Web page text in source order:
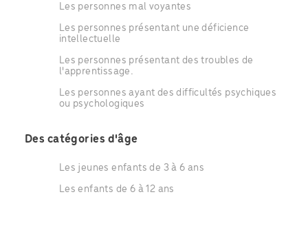
Les personnes mal voyantes
Les personnes présentant une déficience
intellectuelle
Les personnes présentant des troubles de
l'apprentissage.
Les personnes ayant des difficultés psychiques
ou psychologiques
Des catégories d'âge
Les jeunes enfants de 3 à 6 ans
Les enfants de 6 à 12 ans